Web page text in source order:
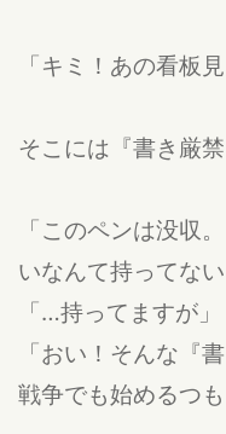
「キミ！あの看板
そこには『書き厳禁
「このペンは没収
いなんて持ってない
「…持ってますが」
「おい！そんな『
戦争でも始めるつ